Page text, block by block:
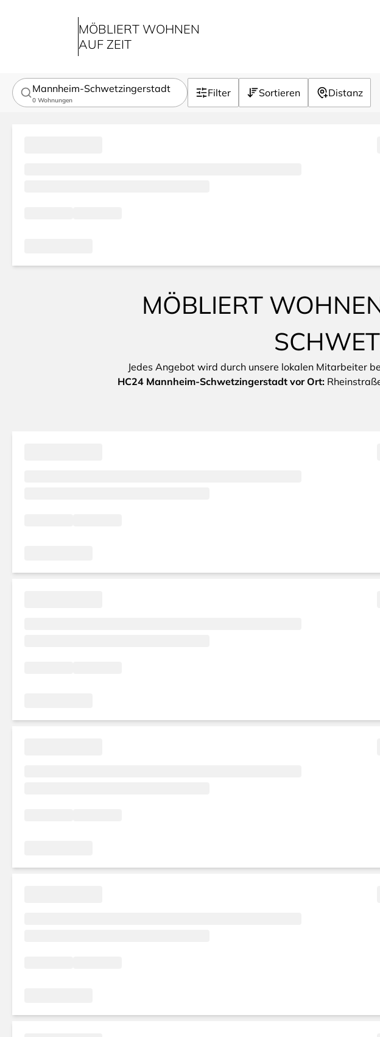
MÖBLIERT WOHNEN
AUF ZEIT
Mannheim-Schwetzingerstadt
0 Wohnungen
Filter Sortieren Distanz
MÖBLIERT
Jedes Angebot wird durch unsere lokalen Mitarbeiter
HC24 Mannheim-Schwetzingerstadt vor Ort: